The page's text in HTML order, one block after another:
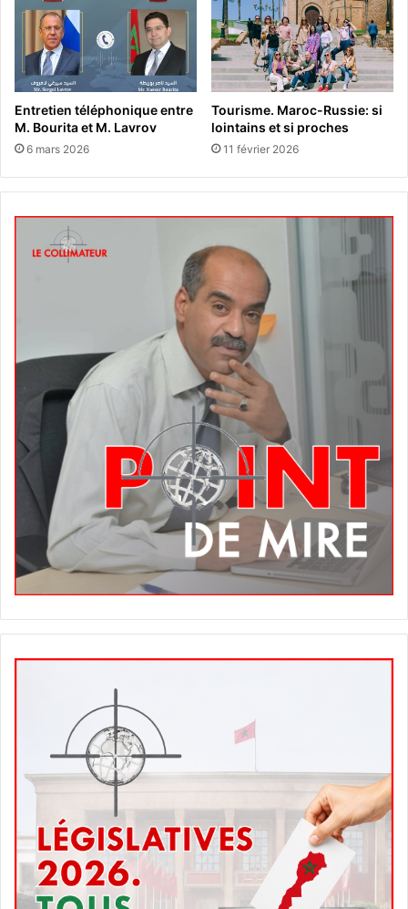
Entretien téléphonique entre
M. Bourita et M. Lavrov
6 mars 2026
Tourisme. Maroc-Russie: si
lointains et si proches
11 février 2026